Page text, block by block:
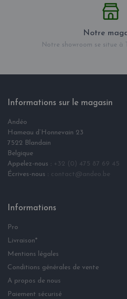
Notre
Notre showroom se situe à
Informations sur le magasin
Andéo
Hameau d‘Honnevain 23
7522 Blandain
Belgique
Appelez-nous : +32 (0) 475 87 69 45
Écrives-nous : contact@andeo.be
Informations
Pro
Livraison*
Mentions légales
Conditions générales de vente
A propos de nous
Paiement sécurisé